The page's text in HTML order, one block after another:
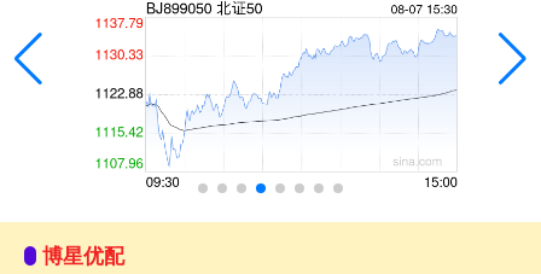
博星优配